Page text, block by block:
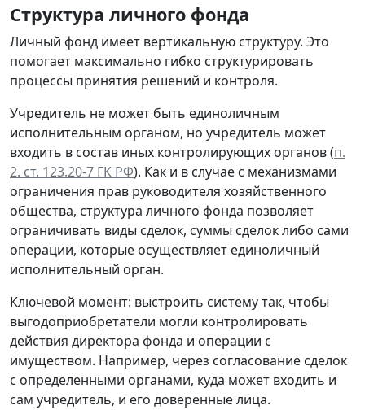
Структура личного фонда
Личный фонд имеет вертикальную структуру. Это
помогает максимально гибко структурировать
процессы принятия решений и контроля.
Учредитель не может быть единоличным
исполнительным органом, но учредитель может
входить в состав иных контролирующих органов (п.
2. ст. 123.20-7 ГК РФ). Как и в случае с механизмами
ограничения прав руководителя хозяйственного
общества, структура личного фонда позволяет
ограничивать виды сделок, суммы сделок либо сами
операции, которые осуществляет единоличный
исполнительный орган.
Ключевой момент: выстроить систему так, чтобы
выгодоприобретатели могли контролировать
действия директора фонда и операции с
имуществом. Например, через согласование сделок
с определенными органами, куда может входить и
сам учредитель, и его доверенные лица.